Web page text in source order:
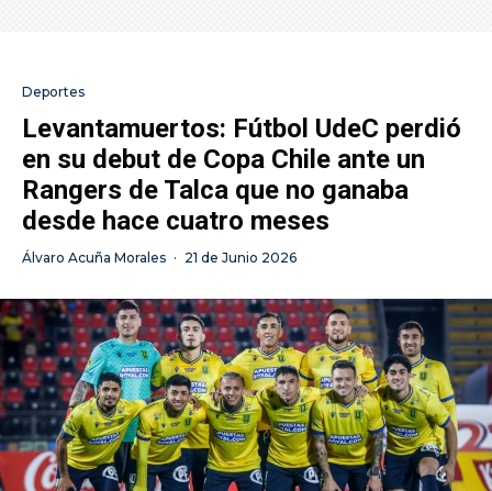
Deportes
Levantamuertos: Fútbol UdeC perdió
en su debut de Copa Chile ante un
Rangers de Talca que no ganaba
desde hace cuatro meses
Álvaro Acuña Morales · 21 de Junio 2026